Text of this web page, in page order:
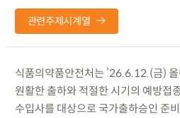
관련주제시계열
식품의약품안전처는 ’26.6.12.(금)
원활한 출하와 적절한 시기의 예방접
수입사를 대상으로 국가출하승인 준